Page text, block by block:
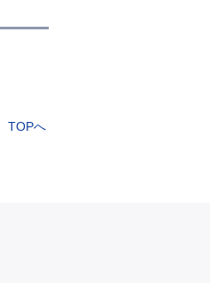
TOPへ